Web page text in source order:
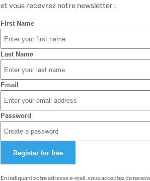
et vous recevrez notre newsletter :
First Name
Last Name
Email
Password
En indiquant votre adresse e-mail, vous acceptez de